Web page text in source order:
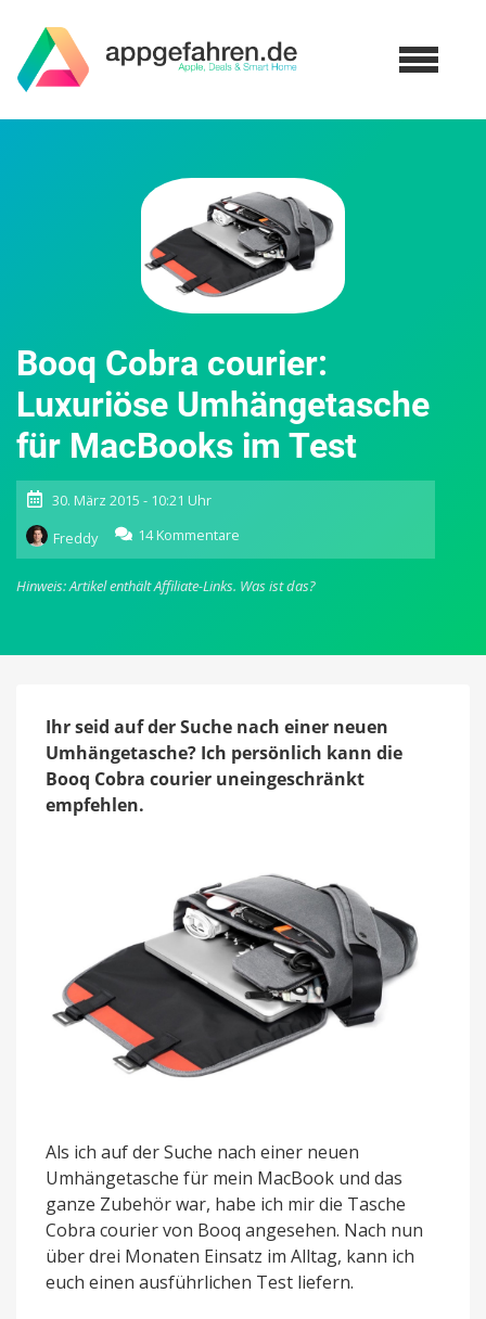
Booq Cobra courier:
Luxuriöse Umhängetasche
für MacBooks im Test
30. März 2015 - 10:21 Uhr
Freddy
14 Kommentare
Booq
courier:
für
Test
Hinweis: Artikel enthält Affiliate-Links. Was ist das?
Ihr seid auf der Suche nach einer neuen
Umhängetasche? Ich persönlich kann die
Booq Cobra courier uneingeschränkt
empfehlen.
Als ich auf der Suche nach einer neuen
Umhängetasche für mein MacBook und das
ganze Zubehör war, habe ich mir die Tasche
Cobra courier von Booq angesehen. Nach nun
über drei Monaten Einsatz im Alltag, kann ich
euch einen ausführlichen Test liefern.